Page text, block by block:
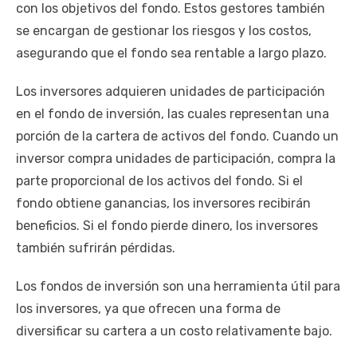
con los objetivos del fondo. Estos gestores también
se encargan de gestionar los riesgos y los costos,
asegurando que el fondo sea rentable a largo plazo.
Los inversores adquieren unidades de participación
en el fondo de inversión, las cuales representan una
porción de la cartera de activos del fondo. Cuando un
inversor compra unidades de participación, compra la
parte proporcional de los activos del fondo. Si el
fondo obtiene ganancias, los inversores recibirán
beneficios. Si el fondo pierde dinero, los inversores
también sufrirán pérdidas.
Los fondos de inversión son una herramienta útil para
los inversores, ya que ofrecen una forma de
diversificar su cartera a un costo relativamente bajo.